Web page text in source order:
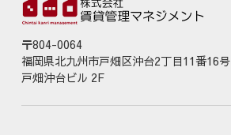
〒804-0064
福岡県北九州市戸畑区沖台2丁目11番16号
戸畑沖台ビル 2F